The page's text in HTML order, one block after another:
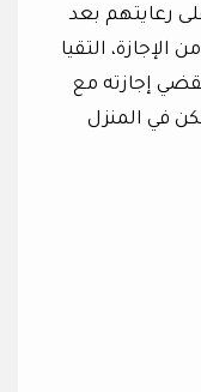
رعايتهم بعد
الإجازة، التقيا
إجازته مع
في المنزل